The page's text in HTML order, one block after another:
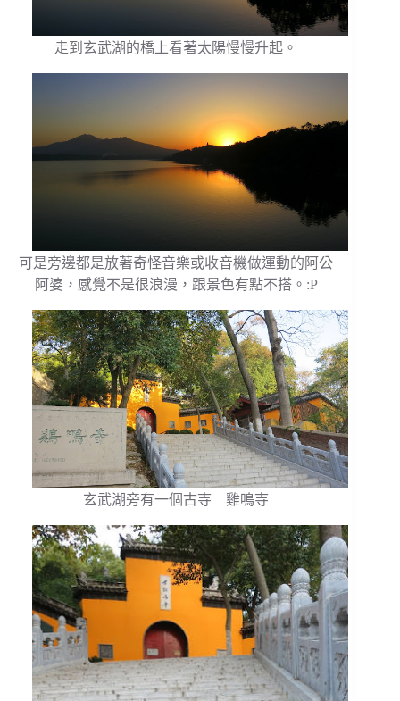
走到玄武湖的橋上看著太陽慢慢升起。
可是旁邊都是放著奇怪音樂或收音機做運動的阿公
阿婆，感覺不是很浪漫，跟景色有點不搭。:P
玄武湖旁有一個古寺 雞鳴寺